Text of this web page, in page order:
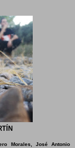
Morales, José Antonio